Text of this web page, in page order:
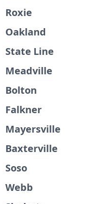
Roxie
Oakland
State Line
Meadville
Bolton
Falkner
Mayersville
Baxterville
Soso
Webb